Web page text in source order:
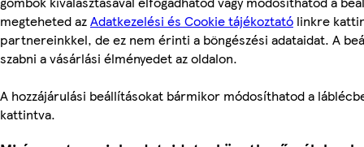
megteheted azAdatkezelési és Cookie tájékoztató linkre
partnereinkkel, de ez nem érinti a böngészési adataidat. A
szabni a vásárlási élményedet az oldalon.
A hozzájárulási beállításokat bármikor módosíthatod a
kattintva.